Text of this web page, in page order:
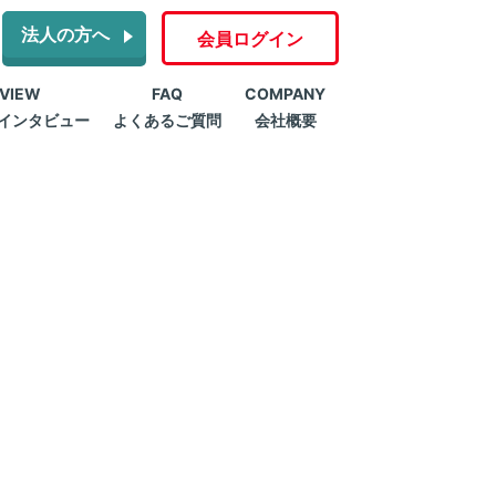
法人の方へ 会員ログイン
ンタビュー
FAQ
よくあるご質問
COMPANY
会社概要